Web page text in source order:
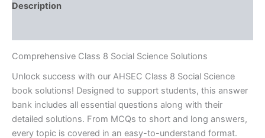
Description
Comprehensive Class 8 Social Science Solutions
Unlock success with our AHSEC Class 8 Social Science
book solutions! Designed to support students, this answer
bank includes all essential questions along with their
detailed solutions. From MCQs to short and long answers,
every topic is covered in an easy-to-understand format.